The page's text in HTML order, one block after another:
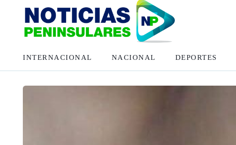
INTERNACIONAL NACIONAL DEPORTES